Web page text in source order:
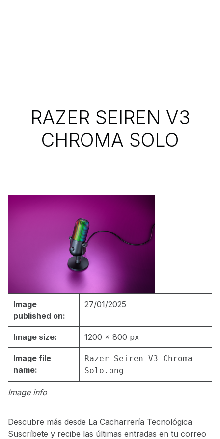
RAZER SEIREN V3
CHROMA SOLO
Image info
Image
published on:
27/01/2025
Image size: 1200 × 800 px
Image file
name:
Razer-Seiren-V3-Chroma-
Solo.png
Descubre más desde La Cacharrería Tecnológica
Suscríbete y recibe las últimas entradas en tu correo